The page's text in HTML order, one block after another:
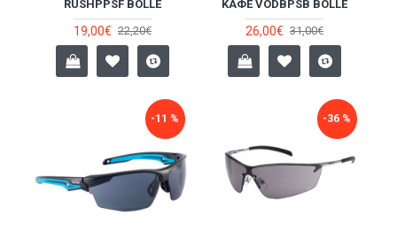
RUSHPPSF BOLLE
19,00€ 22,20€
ΚΑΦΈ VODBPSB BOLLE
26,00€ 31,00€
-11 % -36 %